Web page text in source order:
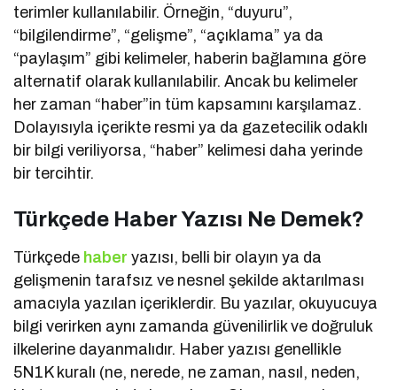
terimler kullanılabilir. Örneğin, “duyuru”,
“bilgilendirme”, “gelişme”, “açıklama” ya da
“paylaşım” gibi kelimeler, haberin bağlamına göre
alternatif olarak kullanılabilir. Ancak bu kelimeler
her zaman “haber”in tüm kapsamını karşılamaz.
Dolayısıyla içerikte resmi ya da gazetecilik odaklı
bir bilgi veriliyorsa, “haber” kelimesi daha yerinde
bir tercihtir.
Türkçede Haber Yazısı Ne Demek?
Türkçede haber yazısı, belli bir olayın ya da
gelişmenin tarafsız ve nesnel şekilde aktarılması
amacıyla yazılan içeriklerdir. Bu yazılar, okuyucuya
bilgi verirken aynı zamanda güvenilirlik ve doğruluk
ilkelerine dayanmalıdır. Haber yazısı genellikle
5N1K kuralı (ne, nerede, ne zaman, nasıl, neden,